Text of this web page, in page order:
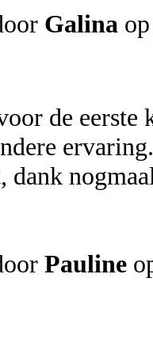
Galina
de eerste
dank
Pauline